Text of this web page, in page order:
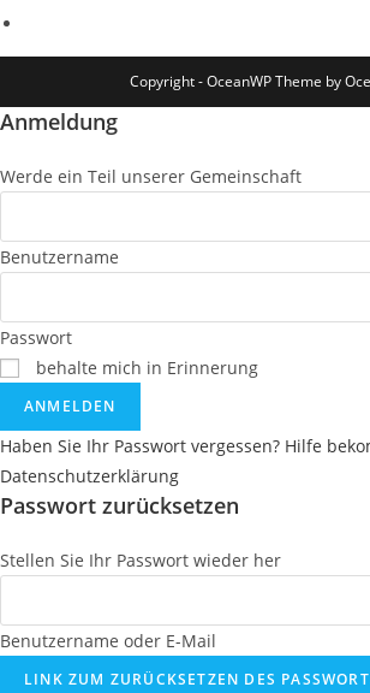
Copyright - OceanWP Theme by
Anmeldung
Werde ein Teil unserer Gemeinschaft
Benutzername
Passwort
behalte mich in Erinnerung
ANMELDEN
Haben Sie Ihr Passwort vergessen? Hilfe
Datenschutzerklärung
Passwort zurücksetzen
Stellen Sie Ihr Passwort wieder her
Benutzername oder E-Mail
LINK ZUM ZURÜCKSETZEN DES